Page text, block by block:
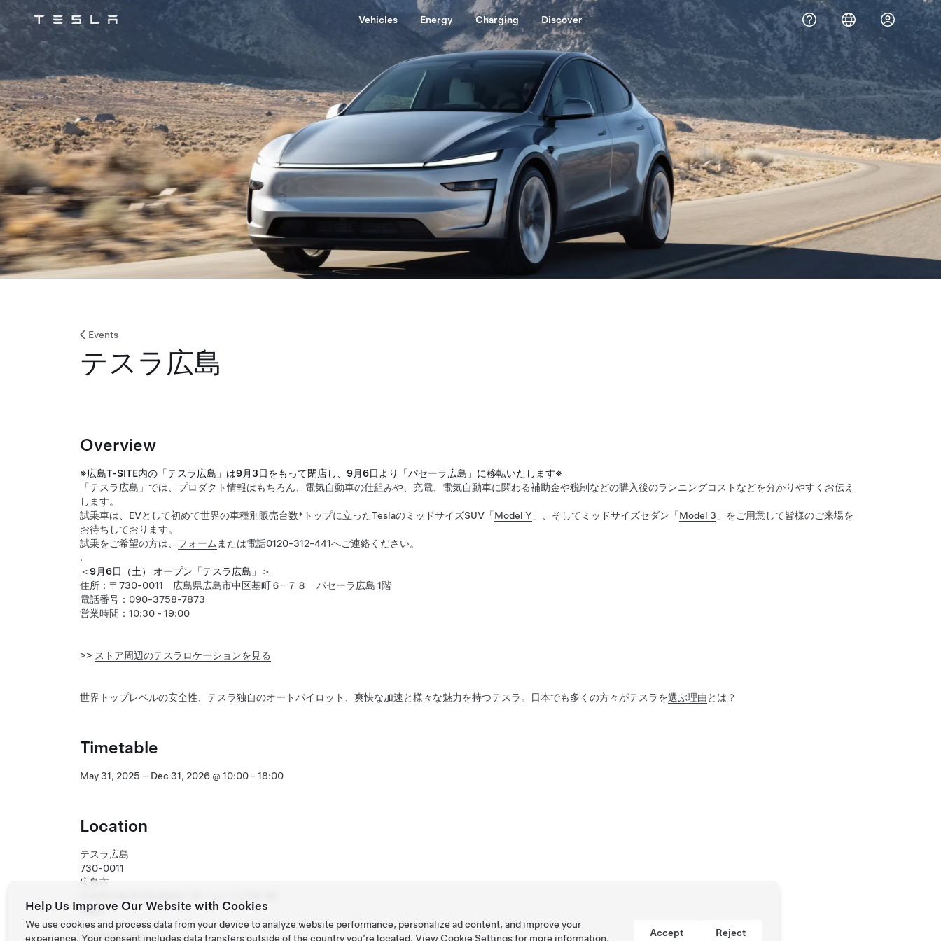
Tesla
Skip to main content
Vehicles Energy Charging Discover
Events
テスラ広島
Overview
※広島T-SITE内の「テスラ広島」は9月3日をもって閉店し、9月6日より「パセーラ広島」に移転いたします※
「テスラ広島」では、プロダクト情報はもちろん、電気自動車の仕組みや、充電、電気自動車に関わる補助金や税制などの購入後のランニングコストなどを分かりやすくお伝え
します。
試乗車は、EVとして初めて世界の車種別販売台数*トップに立ったTeslaのミッドサイズSUV「Model Y 」、そしてミッドサイズセダン「Model 3 」をご用意して皆様のご来場を
お待ちしております。
試乗をご希望の方は、 フォーム または電話0120-312-441へご連絡ください。
.
＜9月6日（土） オープン「テスラ広島」＞
住所：〒730-0011 広島県広島市中区基町６−７８ パセーラ広島 1階
電話番号：090-3758-7873
営業時間：10:30 - 19:00
>> ストア周辺のテスラロケーションを見る
世界トップレベルの安全性、テスラ独自のオートパイロット、爽快な加速と様々な魅力を持つテスラ。日本でも多くの方々がテスラを選ぶ理由とは？
Timetable
May 31, 2025 – Dec 31, 2026 @ 10:00 - 18:00
Location
テスラ広島
730-0011
広島市
Japan
Get Directions
Help Us Improve Our Website with Cookies
We use cookies and process data from your device to analyze website performance, personalize ad content, and improve your
experience. Your consent includes data transfers outside of the country you’re located. View Cookie Settingsfor more information. Accept Reject